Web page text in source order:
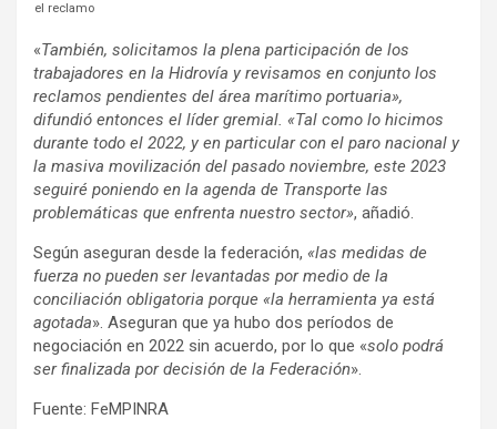
el reclamo
«También, solicitamos la plena participación de los
trabajadores en la Hidrovía y revisamos en conjunto los
reclamos pendientes del área marítimo portuaria»,
difundió entonces el líder gremial. «Tal como lo hicimos
durante todo el 2022, y en particular con el paro nacional y
la masiva movilización del pasado noviembre, este 2023
seguiré poniendo en la agenda de Transporte las
problemáticas que enfrenta nuestro sector», añadió.
Según aseguran desde la federación, «las medidas de
fuerza no pueden ser levantadas por medio de la
conciliación obligatoria porque «la herramienta ya está
agotada». Aseguran que ya hubo dos períodos de
negociación en 2022 sin acuerdo, por lo que «solo podrá
ser finalizada por decisión de la Federación».
Fuente: FeMPINRA